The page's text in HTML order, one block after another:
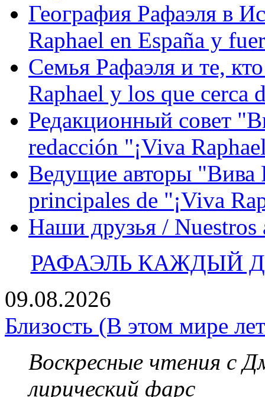
География Рафаэля в
Raphael en España y
Семья Рафаэля и те,
Raphael y los que cerca
Редакционный совет
redacción "¡Viva
Ведущие авторы "Вива
principales de "¡Viva
Наши друзья / Nuestros
РАФАЭЛЬ КАЖДЫЙ
09.08.2026
Близость (В этом мире
Воскресные чтения с
лирический фарс